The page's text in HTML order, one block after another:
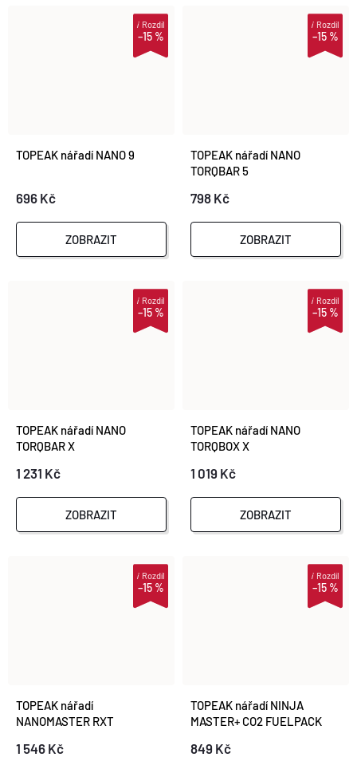
–15 %
iRozdíl
TOPEAK nářadí NANO 9
696 Kč
ZOBRAZIT
–15 %
iRozdíl
TOPEAK nářadí NANO
TORQBAR 5
798 Kč
ZOBRAZIT
–15 %
iRozdíl
TOPEAK nářadí NANO
TORQBAR X
1 231 Kč
ZOBRAZIT
–15 %
iRozdíl
TOPEAK nářadí NANO
TORQBOX X
1 019 Kč
ZOBRAZIT
–15 %
iRozdíl
TOPEAK nářadí
NANOMASTER RXT
1 546 Kč
–15 %
iRozdíl
TOPEAK nářadí NINJA
MASTER+ CO2 FUELPACK
849 Kč